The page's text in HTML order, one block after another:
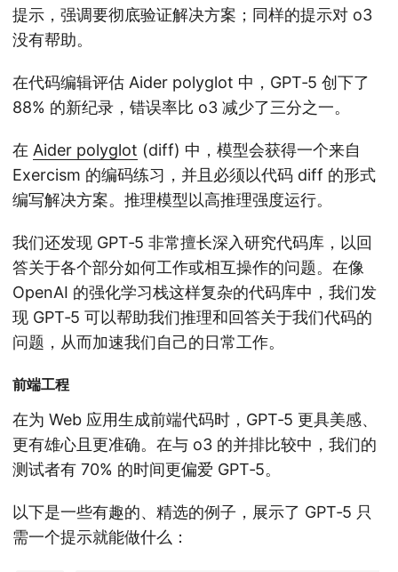
提示，强调要彻底验证解决方案；同样的提示对 o3
没有帮助。
在代码编辑评估 Aider polyglot 中，GPT‑5 创下了
88% 的新纪录，错误率比 o3 减少了三分之一。
在 Aider polyglot (diff) 中，模型会获得一个来自
Exercism 的编码练习，并且必须以代码 diff 的形式
编写解决方案。推理模型以高推理强度运行。
我们还发现 GPT‑5 非常擅长深入研究代码库，以回
答关于各个部分如何工作或相互操作的问题。在像
OpenAI 的强化学习栈这样复杂的代码库中，我们发
现 GPT‑5 可以帮助我们推理和回答关于我们代码的
问题，从而加速我们自己的日常工作。
前端工程
在为 Web 应用生成前端代码时，GPT‑5 更具美感、
更有雄心且更准确。在与 o3 的并排比较中，我们的
测试者有 70% 的时间更偏爱 GPT‑5。
以下是一些有趣的、精选的例子，展示了 GPT‑5 只
需一个提示就能做什么：